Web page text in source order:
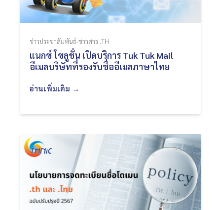
ข่าวประชาสัมพันธ์-ข่าวสาร .TH
แนกซ์ โซลูชั่น เปิดบริการ Tuk Tuk Mail
อีเมลบริษัทที่รองรับชื่ออีเมลภาษาไทย
อ่านเพิ่มเติม →